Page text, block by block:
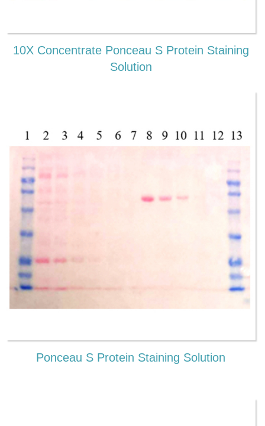
10X Concentrate Ponceau S Protein Staining
Solution
Ponceau S Protein Staining Solution